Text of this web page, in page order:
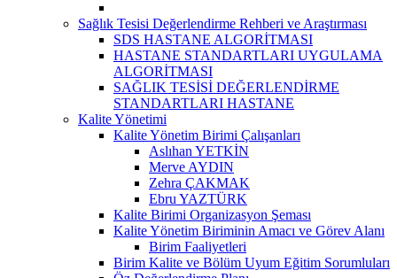
Sağlık Tesisi Değerlendirme Rehberi ve Araştırması
SDS HASTANE ALGORİTMASI
HASTANE STANDARTLARI UYGULAMA
ALGORİTMASI
SAĞLIK TESİSİ DEĞERLENDİRME
STANDARTLARI HASTANE
Kalite Yönetimi
Kalite Yönetim Birimi Çalışanları
Aslıhan YETKİN
Merve AYDIN
Zehra ÇAKMAK
Ebru YAZTÜRK
Kalite Birimi Organizasyon Şeması
Kalite Yönetim Biriminin Amacı ve Görev Alanı
Birim Faaliyetleri
Birim Kalite ve Bölüm Uyum Eğitim Sorumluları